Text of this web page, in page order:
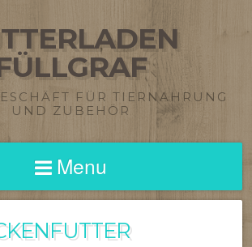
FÜR TIERNAHRUNG
UND ZUBEHÖR
Menu